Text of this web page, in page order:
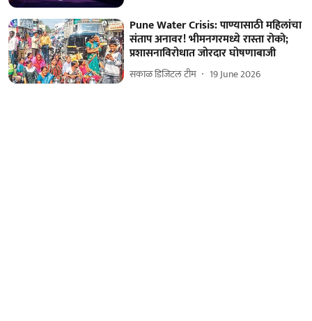
Pune Water Crisis: पाण्यासाठी महिलांचा
संताप अनावर! भीमनगरमध्ये रास्ता रोको;
प्रशासनाविरोधात जोरदार घोषणाबाजी
सकाळ डिजिटल टीम 19 June 2026